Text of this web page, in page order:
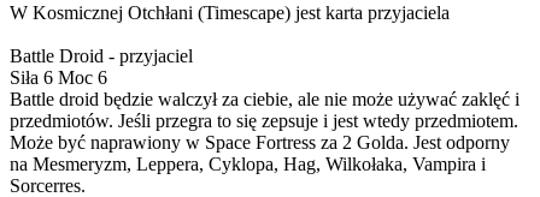
W Kosmicznej Otchłani (Timescape) jest karta przyjaciela
Battle Droid - przyjaciel
Siła 6 Moc 6
Battle droid będzie walczył za ciebie, ale nie może używać zaklęć i
przedmiotów. Jeśli przegra to się zepsuje i jest wtedy przedmiotem.
Może być naprawiony w Space Fortress za 2 Golda. Jest odporny
na Mesmeryzm, Leppera, Cyklopa, Hag, Wilkołaka, Vampira i
Sorcerres.